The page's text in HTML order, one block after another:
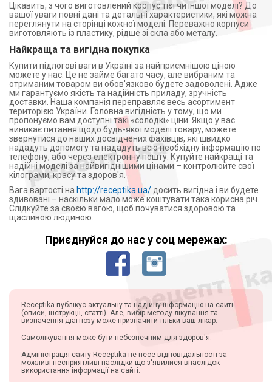
Цікавить, з чого виготовлений корпус тієї чи іншої моделі? До
вашої уваги повні дані та детальні характеристики, які можна
переглянути на сторінці кожної моделі. Переважно корпуси
виготовляють із пластику, рідше зі скла або металу.
Найкраща та вигідна покупка
Купити підлогові ваги в Україні за найприємнішою ціною
можете у нас. Це не займе багато часу, але вибраним та
отриманим товаром ви обов'язково будете задоволені. Адже
ми гарантуємо якість та надійність приладу, зручність
доставки. Наша компанія переправляє весь асортимент
територією України. Головна вигідність у тому, що ми
пропонуємо вам доступні такі «солодкі» ціни. Якщо у вас
виникає питання щодо будь-якої моделі товару, можете
звернутися до наших досвідчених фахівців, які швидко
нададуть допомогу та нададуть всю необхідну інформацію по
телефону, або через електронну пошту. Купуйте найкращі та
надійні моделі за найвигіднішими цінами – контролюйте свої
кілограми, красу та здоров'я.
Вага вартості на http://receptika.ua/досить вигідна і ви будете
здивовані – наскільки мало може коштувати така корисна річ.
Слідкуйте за своєю вагою, щоб почуватися здоровою та
щасливою людиною.
Приєднуйся до нас у соц мережах:
Receptika публікує актуальну та надійну інформацію на сайті
(описи, інструкції, статті). Але, вибір методу лікування та
визначення діагнозу може призначити тільки ваш лікар.
Самолікування може бути небезпечним для здоров'я.
Адміністрація сайту Receptika не несе відповідальності за
можливі несприятливі наслідки що з'явилися внаслідок
використання інформації на сайті.